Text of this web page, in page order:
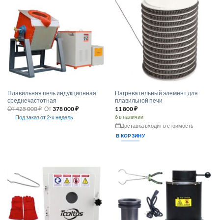
на
странице
товара.
Плавильная печь индукционная
среднечастотная
От425 000₽ От378 000₽
Под заказ от 2-х недель
Опции
можно
на
странице
Нагревательный элемент для
плавильной печи
11 800₽
6 в наличии
Доставка входит в стоимость
В КОРЗИНУ